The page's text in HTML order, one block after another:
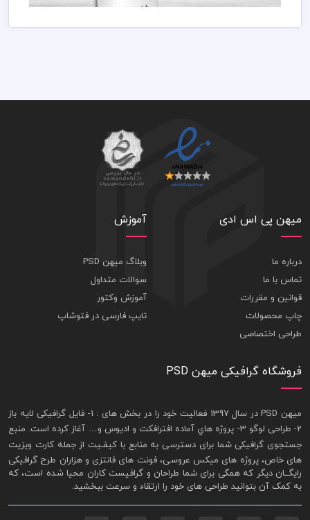
میهن پی اس ادی
درباره ما
تماس با ما
قوانین و مقررات
چاپ محصولات
طراحی اختصاصی
آموزش
وبلاگ میهن PSD
سوالات متداول
آموزش وکتور
تایپ فارسی در فتوشاپ
فروشگاه گرافیکی میهن PSD
ميهن PSD در سال 1397 فعاليت خود را در بخش های : 1-
فايل گرافيکی لايه باز
2- طراحی لوگو 3- پروژه هاي آماده افترافکت و اديوس و… آغاز کرده است. منبع
جستجوی گرافيکی شما برای دسترسی به منابع با کيفـيت از جملهکارت ويزيت
های خاص، پروژه های ميکس عروسی، فونت های فانتزی و هزاران طرح گرافیکی
رايگــان ديگر که همگی برای شما طراحان و گرافيست کاران محيا شده است، که
به کمک آن بتوانيد طراحی های خود را ارتقاء و سرعت ببخشيد.